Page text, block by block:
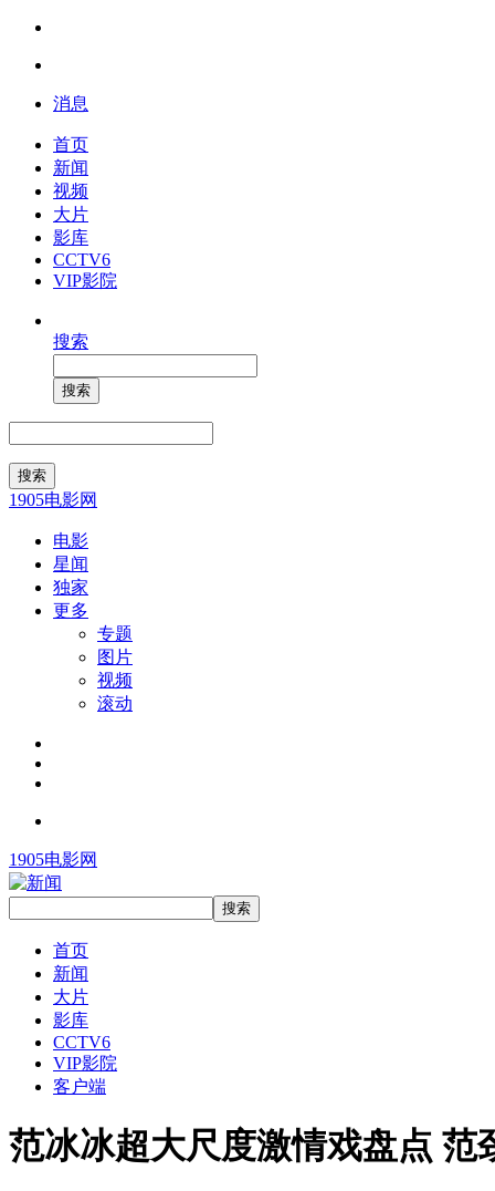
消息
首页
新闻
视频
大片
影库
CCTV6
VIP影院
搜索
1905电影网
电影
星闻
独家
更多
专题
图片
视频
滚动
1905电影网
首页
新闻
大片
影库
CCTV6
VIP影院
客户端
范冰冰超大尺度激情戏盘点 范